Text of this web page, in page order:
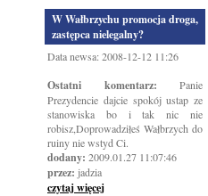
W Wałbrzychu promocja droga,
zastępca nielegalny?
Data newsa: 2008-12-12 11:26
Ostatni komentarz: Panie
Prezydencie dajcie spokój ustap ze
stanowiska bo i tak nic nie
robisz,Doprowadziłeś Wałbrzych do
ruiny nie wstyd Ci.
dodany: 2009.01.27 11:07:46
przez: jadzia
czytaj więcej